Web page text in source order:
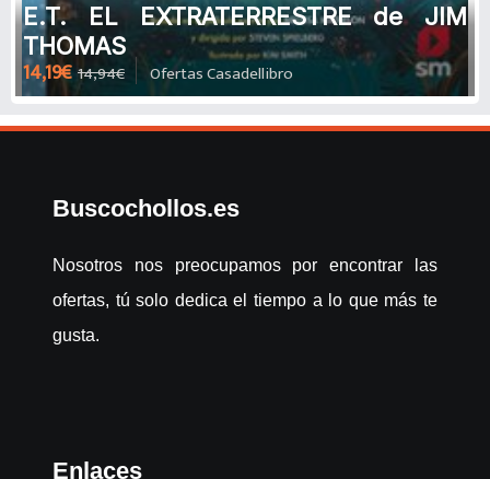
E.T. EL EXTRATERRESTRE de JIM
THOMAS
14,19€ 14,94€ Ofertas Casadellibro
Buscochollos.es
Nosotros nos preocupamos por encontrar las
ofertas, tú solo dedica el tiempo a lo que más te
gusta.
Enlaces